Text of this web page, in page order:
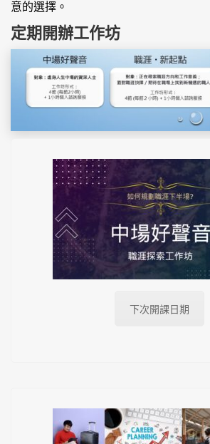
意的選擇。
定期開辦工作坊
下次開課日期